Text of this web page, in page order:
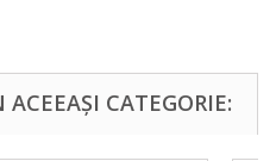
CATEGORIE: